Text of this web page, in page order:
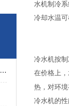
螺杆式制冷机组的节能设计与优化策略
水机制冷
冷却水温
冷水机按
在价格上
热，对环
冷水机的